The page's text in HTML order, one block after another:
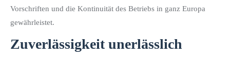
Vorschriften und die Kontinuität des Betriebs in ganz Europa
gewährleistet.
Zuverlässigkeit unerlässlich